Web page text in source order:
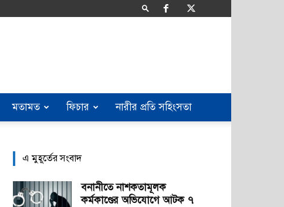
মতামত ফিচার নারীর প্রতি সহিংসতা
এ মুহূর্তের সংবাদ
বনানীতে নাশকতামূলক
কর্মকাণ্ডের অভিযোগে আটক ৭